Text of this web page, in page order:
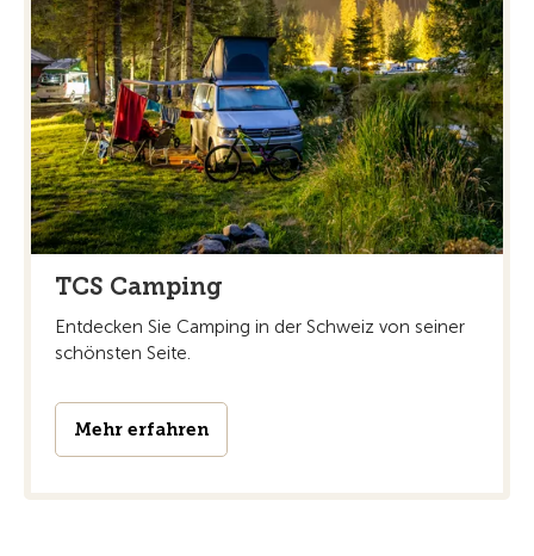
TCS Camping
Entdecken Sie Camping in der Schweiz von seiner
schönsten Seite.
Mehr erfahren